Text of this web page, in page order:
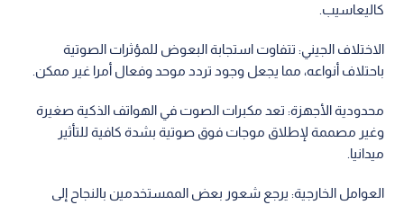
كاليعاسيب.
الاختلاف الجيني: تتفاوت استجابة البعوض للمؤثرات الصوتية
باحتلاف أنواعه، مما يجعل وجود تردد موحد وفعال أمرا غير ممكن.
محدودية الأجهزة: تعد مكبرات الصوت في الهواتف الذكية صغيرة
وغير مصممة لإطلاق موجات فوق صوتية بشدة كافية للتأثير
ميدانيا.
العوامل الخارجية: يرجع شعور بعض الممستخدمين بالنجاح إلى